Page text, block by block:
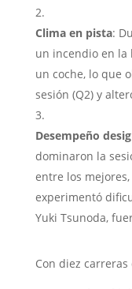
Clima en pista:
un incendio en la
un coche, lo que
sesión (Q2) y
Desempeño
dominaron la
entre los
experimentó
Yuki Tsunoda,
Con diez